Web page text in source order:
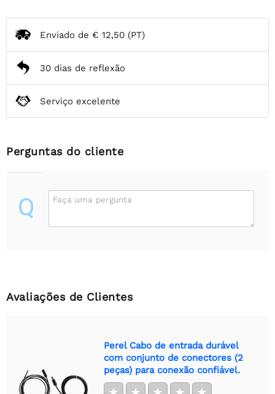
Enviado de € 12,50 (PT)
30 dias de reflexão
Serviço excelente
Perguntas do cliente
Q Faça uma pergunta
Avaliações de Clientes
Perel Cabo de entrada durável
com conjunto de conectores (2
peças) para conexão confiável.